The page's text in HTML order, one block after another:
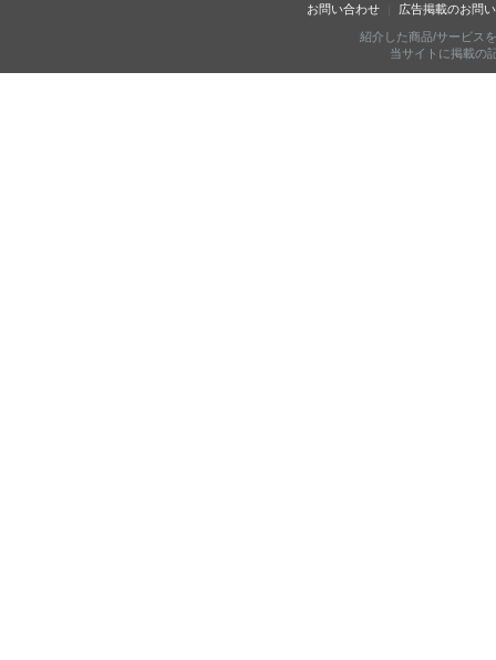
お問い合わせ 広告掲載のお問
紹介した商品/サービス
当サイトに掲載の